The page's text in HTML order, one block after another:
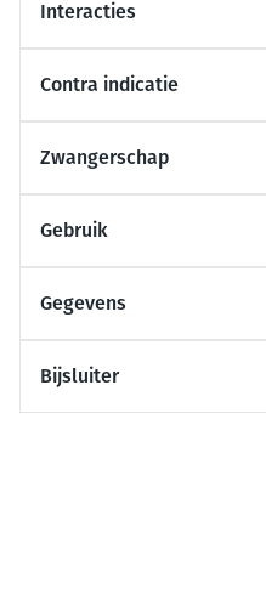
Interacties
Contra indicatie
Zwangerschap
Gebruik
Gegevens
Bijsluiter